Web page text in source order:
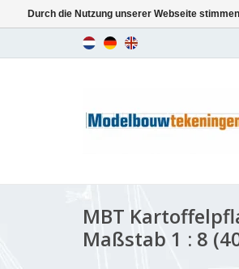
MBT
Maßstab 1 : 8
Durch die Nutzung unserer Webseite